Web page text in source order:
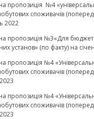
пропозиція №4
споживачів
2022
пропозиція №3«Для
установ» (по факту) на
пропозиція №4
споживачів
пропозиція №4
споживачів